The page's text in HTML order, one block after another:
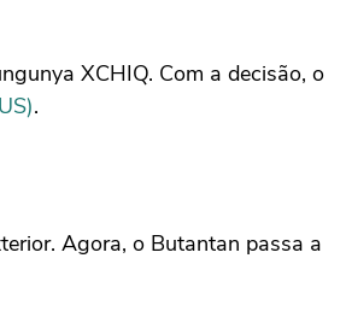
XCHIQ. Com a decisão, o
.
Agora, o Butantan passa a